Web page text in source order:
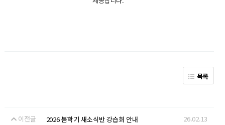
목록
이전글 2026 봄학기 새소식반 강습회 안내 26.02.13